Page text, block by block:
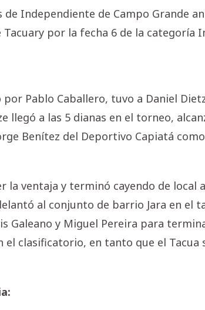
Independiente de Campo Grande
por la fecha 6 de la categoría
Pablo Caballero, tuvo a Daniel
llegó a las 5 dianas en el torneo,
Benítez del Deportivo Capiatá
la ventaja y terminó cayendo de local
al conjunto de barrio Jara en el
Galeano y Miguel Pereira para
el clasificatorio, en tanto que el Tacua